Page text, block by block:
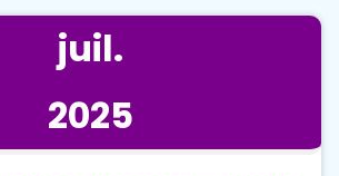
juil.
2025